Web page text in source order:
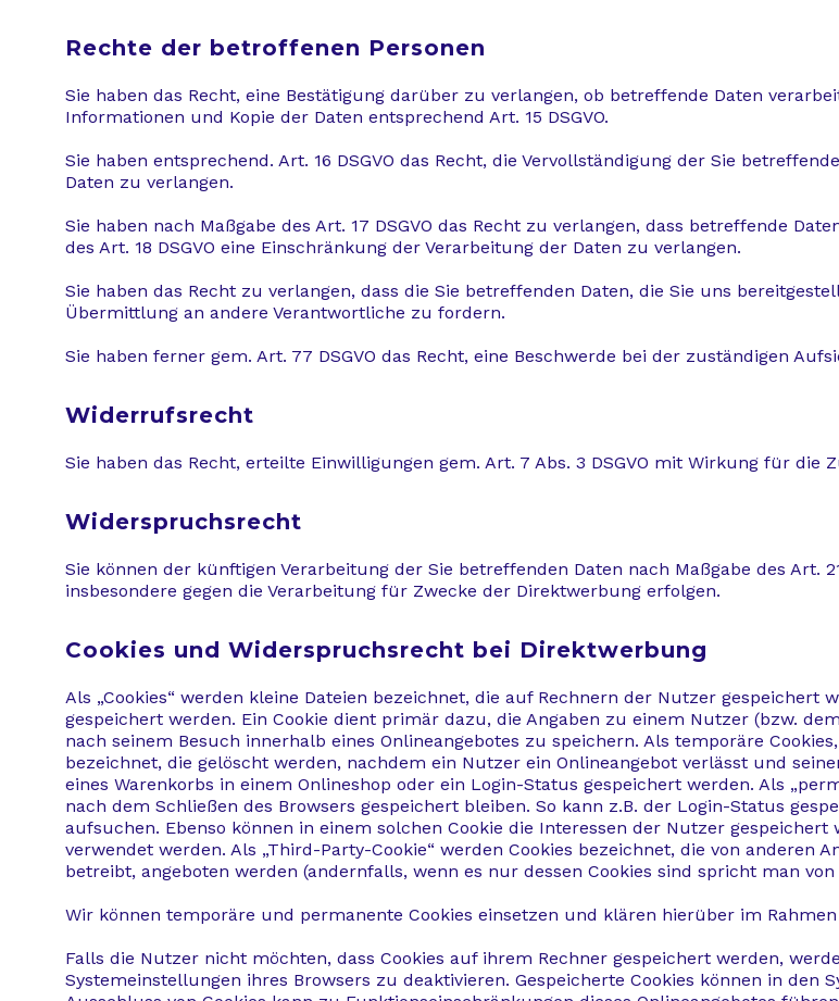
Rechte der betroffenen Personen
Sie haben das Recht, eine Bestätigung darüber zu verlangen, ob betreffende Daten
Informationen und Kopie der Daten entsprechend Art. 15 DSGVO.
Sie haben entsprechend. Art. 16 DSGVO das Recht, die Vervollständigung der Sie
Daten zu verlangen.
Sie haben nach Maßgabe des Art. 17 DSGVO das Recht zu verlangen, dass betreffende
des Art. 18 DSGVO eine Einschränkung der Verarbeitung der Daten zu verlangen.
Sie haben das Recht zu verlangen, dass die Sie betreffenden Daten, die Sie uns
Übermittlung an andere Verantwortliche zu fordern.
Sie haben ferner gem. Art. 77 DSGVO das Recht, eine Beschwerde bei der zuständigen
Widerrufsrecht
Sie haben das Recht, erteilte Einwilligungen gem. Art. 7 Abs. 3 DSGVO mit Wirkung für die
Widerspruchsrecht
Sie können der künftigen Verarbeitung der Sie betreffenden Daten nach Maßgabe des Art.
insbesondere gegen die Verarbeitung für Zwecke der Direktwerbung erfolgen.
Cookies und Widerspruchsrecht bei Direktwerbung
Als „Cookies“ werden kleine Dateien bezeichnet, die auf Rechnern der Nutzer
gespeichert werden. Ein Cookie dient primär dazu, die Angaben zu einem Nutzer (bzw.
nach seinem Besuch innerhalb eines Onlineangebotes zu speichern. Als temporäre
bezeichnet, die gelöscht werden, nachdem ein Nutzer ein Onlineangebot verlässt und
eines Warenkorbs in einem Onlineshop oder ein Login-Status gespeichert werden. Als
nach dem Schließen des Browsers gespeichert bleiben. So kann z.B. der Login-Status
aufsuchen. Ebenso können in einem solchen Cookie die Interessen der Nutzer
verwendet werden. Als „Third-Party-Cookie“ werden Cookies bezeichnet, die von anderen
betreibt, angeboten werden (andernfalls, wenn es nur dessen Cookies sind spricht man von
Wir können temporäre und permanente Cookies einsetzen und klären hierüber im
Falls die Nutzer nicht möchten, dass Cookies auf ihrem Rechner gespeichert werden,
Systemeinstellungen ihres Browsers zu deaktivieren. Gespeicherte Cookies können in den